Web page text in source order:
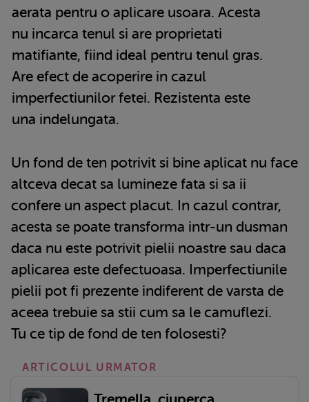
aerata pentru o aplicare usoara. Acesta
nu incarca tenul si are proprietati
matifiante, fiind ideal pentru tenul gras.
Are efect de acoperire in cazul
imperfectiunilor fetei. Rezistenta este
una indelungata.
Un fond de ten potrivit si bine aplicat nu face
altceva decat sa lumineze fata si sa ii
confere un aspect placut. In cazul contrar,
acesta se poate transforma intr-un dusman
daca nu este potrivit pielii noastre sau daca
aplicarea este defectuoasa. Imperfectiunile
pielii pot fi prezente indiferent de varsta de
aceea trebuie sa stii cum sa le camuflezi.
Tu ce tip de fond de ten folosesti?
ARTICOLUL URMATOR